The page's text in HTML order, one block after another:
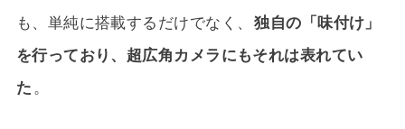
も、単純に搭載するだけでなく、 独自の「味付け」
を行っており、超広角カメラにもそれは表れてい
た 。